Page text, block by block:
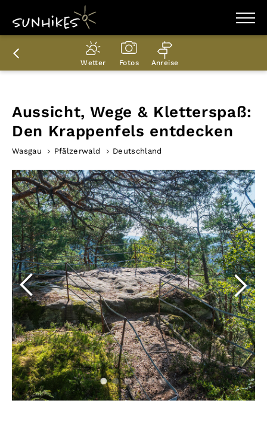
WANDERZIELE
WANDERUNGEN
ENTDECKEN
PLANER
Wetter Fotos Anreise
Aussicht, Wege & Kletterspaß:
Den Krappenfels entdecken
Wasgau Pfälzerwald Deutschland